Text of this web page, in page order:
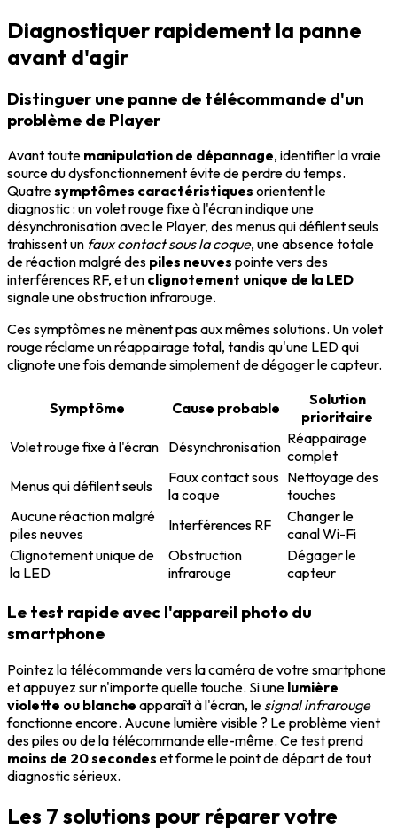
Diagnostiquer rapidement la panne
avant d'agir
Distinguer une panne de télécommande d'un
problème de Player
Avant toute manipulation de dépannage, identifier la vraie
source du dysfonctionnement évite de perdre du temps.
Quatresymptômes caractéristiques orientent le
diagnostic : un volet rouge fixe à l'écran indique une
désynchronisation avec le Player, des menus qui défilent seuls
trahissent un faux contact sous la coque, une absence totale
de réaction malgré des piles neuves pointe vers des
interférences RF, et un clignotement unique de la LED
signale une obstruction infrarouge.
Ces symptômes ne mènent pas aux mêmes solutions. Un volet
rouge réclame un réappairage total, tandis qu'une LED qui
clignote une fois demande simplement de dégager le capteur.
Symptôme Cause probable
Solution
prioritaire
Volet rouge fixe à l'écran Désynchronisation Réappairage
complet
Menus qui défilent seuls
Faux contact sous
la coque
Nettoyage des
touches
Aucune réaction malgré
piles neuves
Interférences RF
Changer le
canal Wi-Fi
Clignotement unique de
la LED
Obstruction
infrarouge
Dégager le
capteur
Le test rapide avec l'appareil photo du
smartphone
Pointez la télécommande vers la caméra de votre smartphone
et appuyez sur n'importe quelle touche. Si une lumière
violette ou blanche apparaît à l'écran, le signal infrarouge
fonctionne encore. Aucune lumière visible ? Le problème vient
des piles ou de la télécommande elle-même. Ce test prend
moins de 20 secondes et forme le point de départ de tout
diagnostic sérieux.
Les 7 solutions pour réparer votre